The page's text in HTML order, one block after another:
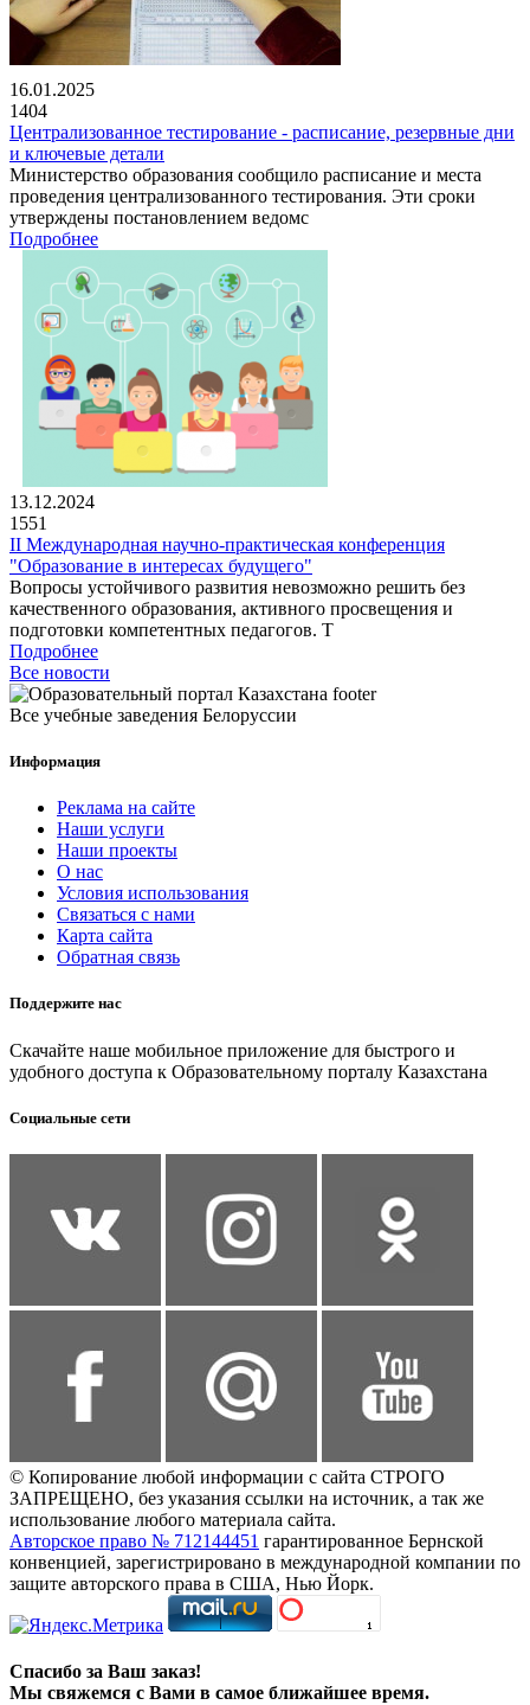
16.01.2025
1404
Централизованное тестирование - расписание, резервные дни
и ключевые детали
Министерство образования сообщило расписание и места
проведения централизованного тестирования. Эти сроки
утверждены постановлением ведомс
Подробнее
13.12.2024
1551
II Международная научно-практическая конференция
"Образование в интересах будущего"
Вопросы устойчивого развития невозможно решить без
качественного образования, активного просвещения и
подготовки компетентных педагогов. Т
Подробнее
Все новости
Все учебные заведения Белоруссии
Информация
Реклама на сайте
Наши услуги
Наши проекты
О нас
Условия использования
Связаться с нами
Карта сайта
Обратная связь
Поддержите нас
Скачайте наше мобильное приложение для быстрого и
удобного доступа к Образовательному порталу Казахстана
Социальные сети
© Копирование любой информации с сайта СТРОГО
ЗАПРЕЩЕНО, без указания ссылки на источник, а так же
использование любого материала сайта.
Авторское право № 712144451 гарантированное Бернской
конвенцией, зарегистрировано в международной компании по
защите авторского права в США, Нью Йорк.
Спасибо за Ваш заказ!
Мы свяжемся с Вами в самое ближайшее время.